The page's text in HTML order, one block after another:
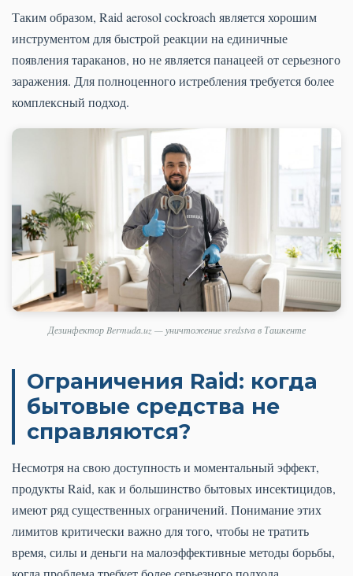
Таким образом, Raid aerosol cockroach является хорошим
инструментом для быстрой реакции на единичные
появления тараканов, но не является панацеей от серьезного
заражения. Для полноценного истребления требуется более
комплексный подход.
Дезинфектор Bermuda.uz — уничтожение sredstva в Ташкенте
Ограничения Raid: когда
бытовые средства не
справляются?
Несмотря на свою доступность и моментальный эффект,
продукты Raid, как и большинство бытовых инсектицидов,
имеют ряд существенных ограничений. Понимание этих
лимитов критически важно для того, чтобы не тратить
время, силы и деньги на малоэффективные методы борьбы,